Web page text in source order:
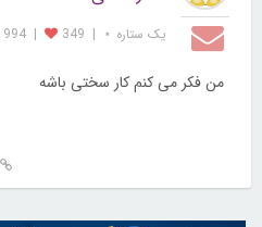
یک ستاره ⋆ |
349
| 994 پست
من فکر می کنم کار سختی باشه